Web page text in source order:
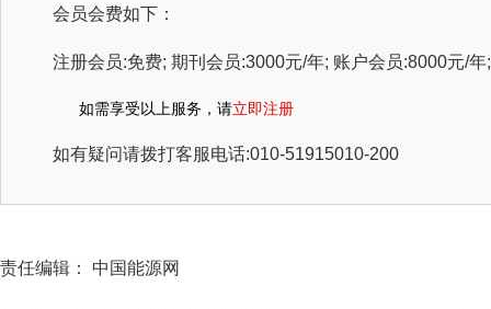
会员会费如下：
注册会员:免费; 期刊会员:3000元/年; 账户会员:8000元/
如需享受以上服务，请立即注册
如有疑问请拨打客服电话:010-51915010-200
责任编辑： 中国能源网